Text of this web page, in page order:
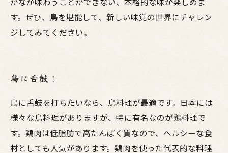
す。ぜひ、鳥を堪能して、新しい味覚の世界にチャレン
ジしてみてください。
鳥に舌鼓！
鳥に舌鼓を打ちたいなら、鳥料理が最適です。日本には
様々な鳥料理がありますが、特に有名なのが鶏料理で
す。鶏肉は低脂肪で高たんぱく質なので、ヘルシーな食
材としても人気があります。鶏肉を使った代表的な料理